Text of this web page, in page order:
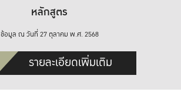
หลักสูตร
ข้อมูล ณ วันที่ 27 ตุลาคม พ.ศ. 2568
รายละเอียดเพิ่มเติม